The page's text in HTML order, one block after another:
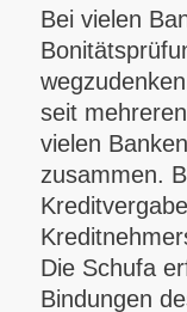
Bei vielen
seit
vielen
zusammen.
Die Schufa
Bindungen